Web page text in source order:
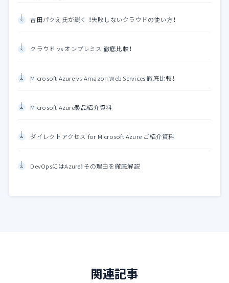
吉田パクえ氏が説く ！失敗しないクラウドの使い方！
クラウド vs オンプレミス 徹底比較！
Microsoft Azure vs Amazon Web Services 徹底比較！
Microsoft Azure製品紹介資料
ダイレクトアクセス for Microsoft Azure ご紹介資料
DevOpsにはAzure！その理由を徹底解説
関連記事